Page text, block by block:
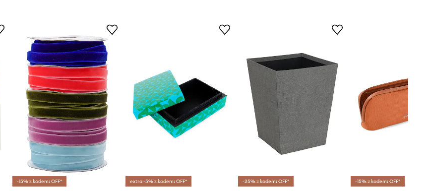
-15% z kodem: OFF* extra -5% z kodem: OFF* -25% z kodem: OFF* -15% z kodem: OFF*